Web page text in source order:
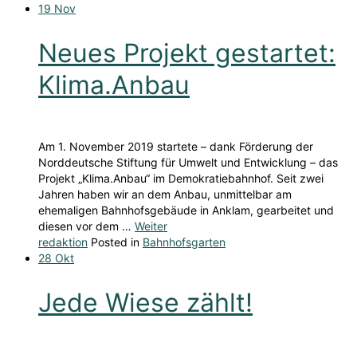
19 Nov
Neues Projekt gestartet:
Klima.Anbau
Am 1. November 2019 startete – dank Förderung der
Norddeutsche Stiftung für Umwelt und Entwicklung – das
Projekt „Klima.Anbau“ im Demokratiebahnhof. Seit zwei
Jahren haben wir an dem Anbau, unmittelbar am
ehemaligen Bahnhofsgebäude in Anklam, gearbeitet und
diesen vor dem … Weiter
redaktion Posted in Bahnhofsgarten
28 Okt
Jede Wiese zählt!